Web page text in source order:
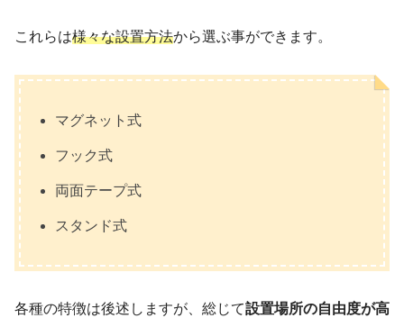
これらは様々な設置方法から選ぶ事ができます。
マグネット式
フック式
両面テープ式
スタンド式
各種の特徴は後述しますが、総じて設置場所の自由度が高